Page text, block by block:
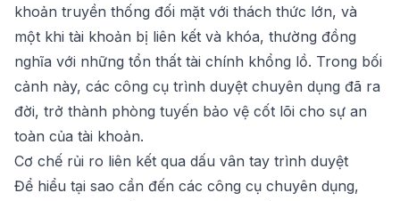
khoản truyền thống đối mặt với thách thức lớn, và
một khi tài khoản bị liên kết và khóa, thường đồng
nghĩa với những tổn thất tài chính khổng lồ. Trong bối
cảnh này, các công cụ trình duyệt chuyên dụng đã ra
đời, trở thành phòng tuyến bảo vệ cốt lõi cho sự an
toàn của tài khoản.
Cơ chế rủi ro liên kết qua dấu vân tay trình duyệt
Để hiểu tại sao cần đến các công cụ chuyên dụng,